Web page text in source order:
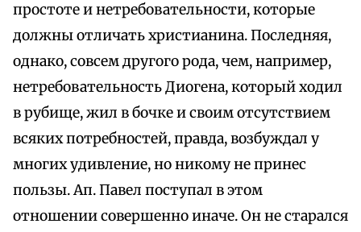
простоте и нетребовательности, которые
должны отличать христианина. Последняя,
однако, совсем другого рода, чем, например,
нетребовательность Диогена, который ходил
в рубище, жил в бочке и своим отсутствием
всяких потребностей, правда, возбуждал у
многих удивление, но никому не принес
пользы. Ап. Павел поступал в этом
отношении совершенно иначе. Он не старался